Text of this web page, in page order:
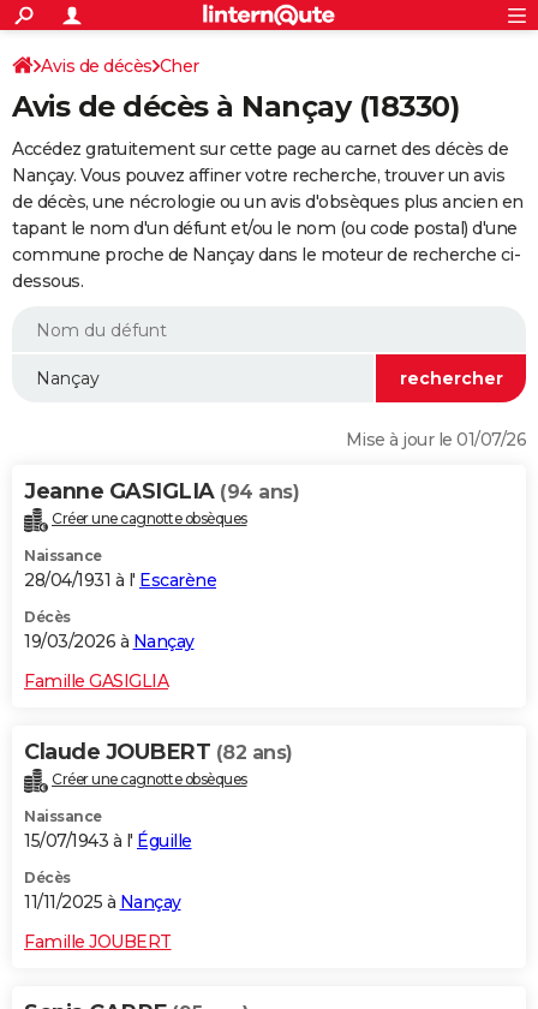
ACTUALITÉS
Politique
Société
Faits Divers
Education
Monde
Villes
+
SPORT
Coupe du monde 2026
Football
Tennis
Cyclisme
Rugby
Forum
Programme TV
TNT
Streaming
Cinéma
Sorties cinéma
Musique
+
FINANCE
Retraite
Epargne
Immobilier
Risques naturels par ville
Assurance
AUTO
Essais
Réserver un essai
Citadines
Berlines
SUV
Forum auto
+
HIGH-TECH
BRICOLAGE
WEEK-END
Alimentation
Guide de la santé
Maladies
Médicaments
Sommeil
VOYAGE
Destinations
City break
Voyage nature
Voyage de noces
Forum
Climat
+PHOTO
GUIDES D'ACHAT
Carte de Noël
Carte Bonne année
Carte Saint-Valentin
Carte Pâques
Carte d'anniversaire
DICTIONNAIRE
Dictionnaire
Biographies
Citations
Expressions
Proverbes
PROGRAMME TV
S'inscrire
Se connecter
Lycées
Collèges
Primaires
Universités
Entreprises
Service militaire
Avis de recherche
AVIS DE DÉCÈS
FORUM
Bricolage
Lifestyle
Culture
Television
Voyage
Avis de décès Cher
Avis de décès à Nançay (18330)
Accédez gratuitement sur cette page au carnet des décès de
Nançay. Vous pouvez affiner votre recherche, trouver un avis
de décès, une nécrologie ou un avis d'obsèques plus ancien en
tapant le nom d'un défunt et/ou le nom (ou code postal) d'une
commune proche de Nançay dans le moteur de recherche ci-
dessous.
Mise à jour le 01/07/26
Jeanne GASIGLIA (94 ans)
Créer une cagnotte obsèques
Naissance
28/04/1931 à l' Escarène
Décès
19/03/2026 à Nançay
Famille GASIGLIA
Claude JOUBERT (82 ans)
Créer une cagnotte obsèques
Naissance
15/07/1943 à l' Éguille
Décès
11/11/2025 à Nançay
Famille JOUBERT